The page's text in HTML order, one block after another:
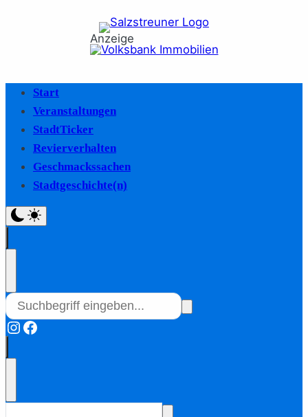
Anzeige
Start
Veranstaltungen
StadtTicker
Revierverhalten
Geschmackssachen
Stadtgeschichte(n)
Instagram
Facebook